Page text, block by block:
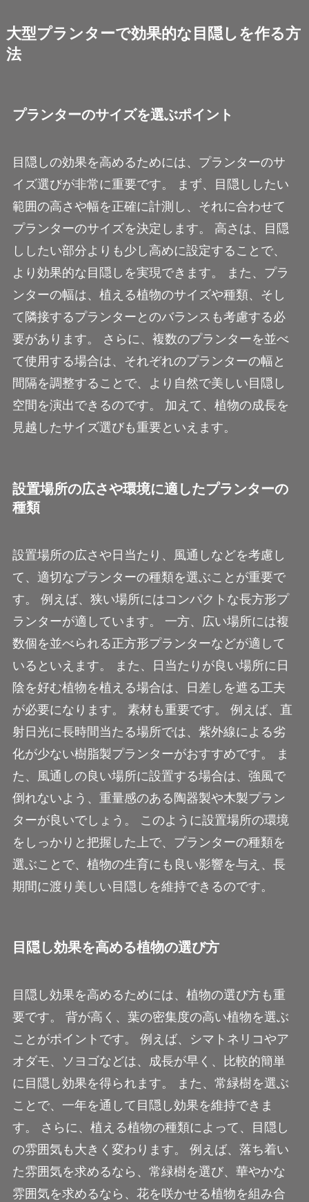
大型プランターで効果的な目隠しを作る方
法
プランターのサイズを選ぶポイント
目隠しの効果を高めるためには、プランターのサ
イズ選びが非常に重要です。 まず、目隠ししたい
範囲の高さや幅を正確に計測し、それに合わせて
プランターのサイズを決定します。 高さは、目隠
ししたい部分よりも少し高めに設定することで、
より効果的な目隠しを実現できます。 また、プラ
ンターの幅は、植える植物のサイズや種類、そし
て隣接するプランターとのバランスも考慮する必
要があります。 さらに、複数のプランターを並べ
て使用する場合は、それぞれのプランターの幅と
間隔を調整することで、より自然で美しい目隠し
空間を演出できるのです。 加えて、植物の成長を
見越したサイズ選びも重要といえます。
設置場所の広さや環境に適したプランターの
種類
設置場所の広さや日当たり、風通しなどを考慮し
て、適切なプランターの種類を選ぶことが重要で
す。 例えば、狭い場所にはコンパクトな長方形プ
ランターが適しています。 一方、広い場所には複
数個を並べられる正方形プランターなどが適して
いるといえます。 また、日当たりが良い場所に日
陰を好む植物を植える場合は、日差しを遮る工夫
が必要になります。 素材も重要です。 例えば、直
射日光に長時間当たる場所では、紫外線による劣
化が少ない樹脂製プランターがおすすめです。 ま
た、風通しの良い場所に設置する場合は、強風で
倒れないよう、重量感のある陶器製や木製プラン
ターが良いでしょう。 このように設置場所の環境
をしっかりと把握した上で、プランターの種類を
選ぶことで、植物の生育にも良い影響を与え、長
期間に渡り美しい目隠しを維持できるのです。
目隠し効果を高める植物の選び方
目隠し効果を高めるためには、植物の選び方も重
要です。 背が高く、葉の密集度の高い植物を選ぶ
ことがポイントです。 例えば、シマトネリコやア
オダモ、ソヨゴなどは、成長が早く、比較的簡単
に目隠し効果を得られます。 また、常緑樹を選ぶ
ことで、一年を通して目隠し効果を維持できま
す。 さらに、植える植物の種類によって、目隠し
の雰囲気も大きく変わります。 例えば、落ち着い
た雰囲気を求めるなら、常緑樹を選び、華やかな
雰囲気を求めるなら、花を咲かせる植物を組み合